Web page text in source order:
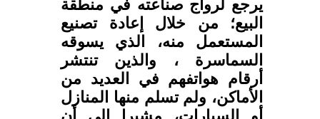
يرجع لرواج صناعته في منطقة
البيع؛ من خلال إعادة تصنيع
المستعمل منه، الذي يسوقه
السماسرة ، والذين تنتشر
أرقام هواتفهم في العديد من
الأماكن، ولم تسلم منها المنازل